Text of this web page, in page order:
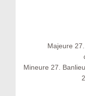
Majeure
Mineure 27.